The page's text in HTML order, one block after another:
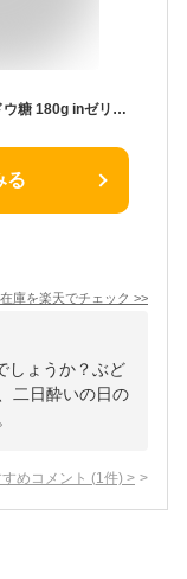
森永製菓 ウイダー インゼリー エネルギー ブドウ糖 180g inゼリー ラムネ味 ぶどう糖 栄養補給 10個
る
庫を楽天でチェック >>
しょうか？ぶど
二日酔いの日の
めコメント (1 件) >